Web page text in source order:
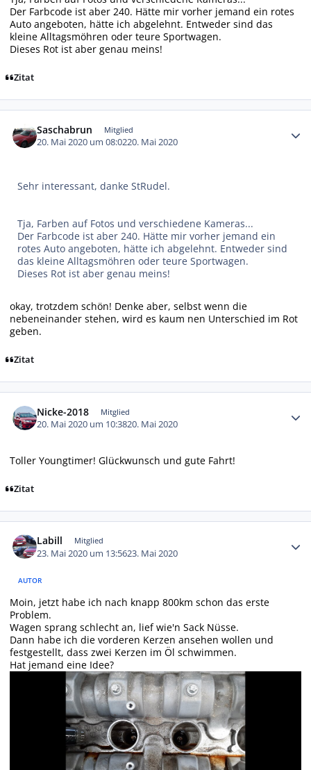
Der Farbcode ist aber 240. Hätte mir vorher jemand ein rotes
Auto angeboten, hätte ich abgelehnt. Entweder sind das
kleine Alltagsmöhren oder teure Sportwagen.
Dieses Rot ist aber genau meins!
Zitat
Saschabrun Mitglied
20. Mai 2020 um 08:0220. Mai 2020
Sehr interessant, danke StRudel.
Tja, Farben auf Fotos und verschiedene Kameras...
Der Farbcode ist aber 240. Hätte mir vorher jemand ein
rotes Auto angeboten, hätte ich abgelehnt. Entweder sind
das kleine Alltagsmöhren oder teure Sportwagen.
Dieses Rot ist aber genau meins!
okay, trotzdem schön! Denke aber, selbst wenn die
nebeneinander stehen, wird es kaum nen Unterschied im Rot
geben.
Zitat
Nicke-2018 Mitglied
20. Mai 2020 um 10:3820. Mai 2020
Toller Youngtimer! Glückwunsch und gute Fahrt!
Zitat
Labill Mitglied
23. Mai 2020 um 13:5623. Mai 2020
AUTOR
Moin, jetzt habe ich nach knapp 800km schon das erste
Problem.
Wagen sprang schlecht an, lief wie'n Sack Nüsse.
Dann habe ich die vorderen Kerzen ansehen wollen und
festgestellt, dass zwei Kerzen im Öl schwimmen.
Hat jemand eine Idee?